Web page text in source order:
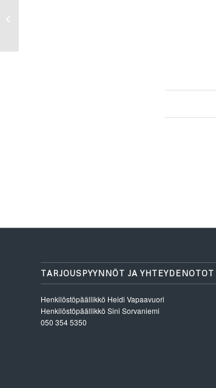
TARJOUSPYYNNÖT JA YHTEYDENOTOT
Henkilöstöpäällikkö Heidi Vapaavuori
Henkilöstöpäällikkö Sini Sorvaniemi
050 354 5350